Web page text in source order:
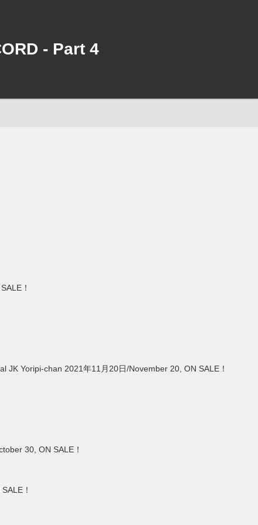
- Part 4
！
JK Yoripi-chan 2021年11月20日/November 20, ON SALE！
30, ON SALE！
！